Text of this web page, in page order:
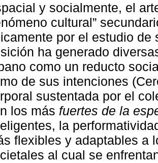
y socialmente, el
cultural”
por el estudio
ha generado
como un reducto
de sus intenciones
sustentada por el
los más fuertes de la
la
flexibles y adaptables a
al cual se